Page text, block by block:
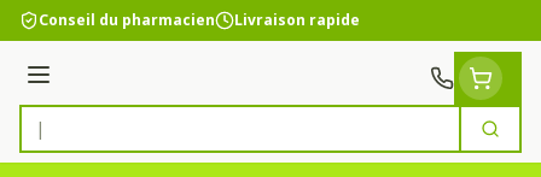
Aller au contenu
Conseil du pharmacien Livraison rapide
Menu
Rechercher